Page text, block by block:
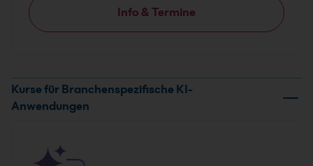
Info & Termine
Kurse für Branchenspezifische KI-
Anwendungen